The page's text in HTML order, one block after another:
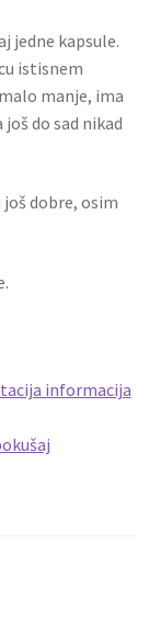
jedne kapsule.
istisnem
manje, ima
do sad nikad
još dobre, osim
informacija